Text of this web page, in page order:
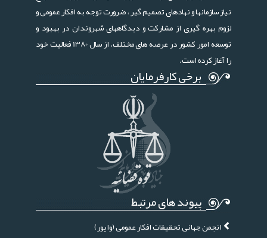
نیاز سازمانها و نهادهای تصمیم گیر ، ضرورت توجه به افکار عمومی و
لزوم بهره گیری از مشارکت و دیدگاههای شهروندان در بهبود و
توسعه امور کشور در عرصه های مختلف، از سال 1380 فعالیت خود
را آغاز کرده است.
برخی کارفرمایان
پیوند های مرتبط
انجمن جهانی تحقیقات افکار عمومی (واپور)